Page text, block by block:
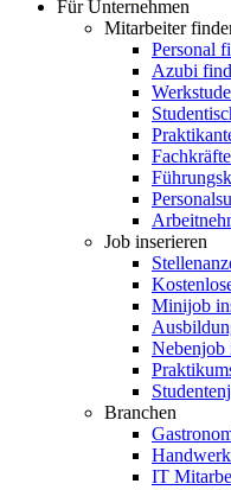
Für Unternehmen
Mitarbeiter
Personal
Azubi
Job inserieren
Minijob
Nebenjob
Branchen
IT